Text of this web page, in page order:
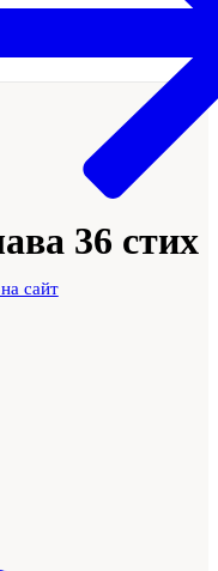
сайт
36 стих